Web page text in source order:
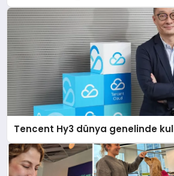
Tencent Hy3 dünya genelinde